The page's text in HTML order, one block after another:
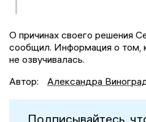
О причинах своего решения
сообщил. Информация о том,
не озвучивалась.
Автор:
Александра
Подписывайтесь,